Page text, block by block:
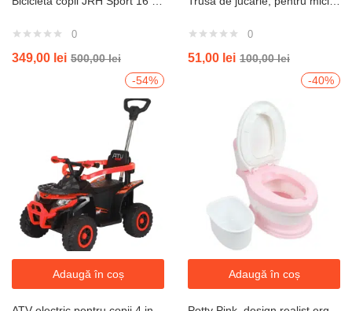
0
349,00 lei 500,00lei
0
51,00 lei 100,00lei
-54%
Adaugă în coș
-40%
Adaugă în coș